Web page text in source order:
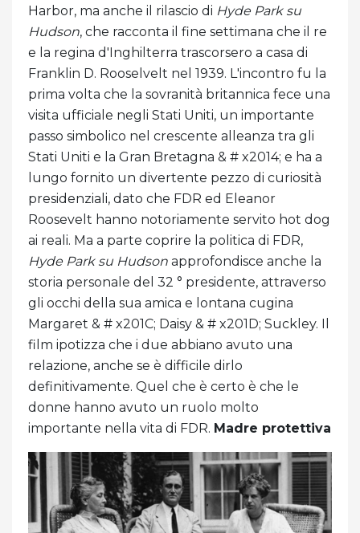
Harbor, ma anche il rilascio di Hyde Park su
Hudson, che racconta il fine settimana che il re
e la regina d'Inghilterra trascorsero a casa di
Franklin D. Rooselvelt nel 1939. L'incontro fu la
prima volta che la sovranità britannica fece una
visita ufficiale negli Stati Uniti, un importante
passo simbolico nel crescente alleanza tra gli
Stati Uniti e la Gran Bretagna & # x2014; e ha a
lungo fornito un divertente pezzo di curiosità
presidenziali, dato che FDR ed Eleanor
Roosevelt hanno notoriamente servito hot dog
ai reali. Ma a parte coprire la politica di FDR,
Hyde Park su Hudson approfondisce anche la
storia personale del 32 ° presidente, attraverso
gli occhi della sua amica e lontana cugina
Margaret & # x201C; Daisy & # x201D; Suckley. Il
film ipotizza che i due abbiano avuto una
relazione, anche se è difficile dirlo
definitivamente. Quel che è certo è che le
donne hanno avuto un ruolo molto
importante nella vita di FDR. Madre protettiva